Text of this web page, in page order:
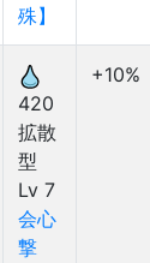
殊】
420
拡散
型
Lv 7
会心
撃
+10%